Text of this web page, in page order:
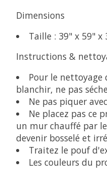
Dimensions
Taille : 39" x 59" x
Instructions &
Pour le nettoyage
blanchir, ne pas
Ne pas piquer
Ne placez pas ce
un mur chauffé par
devenir bosselé et
Traitez le pouf
Les couleurs du